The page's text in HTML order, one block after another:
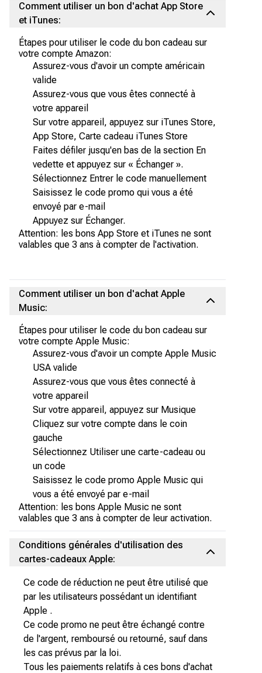
Comment utiliser un bon d'achat App Store
et iTunes:
Étapes pour utiliser le code du bon cadeau sur
votre compte Amazon:
Assurez-vous d'avoir un compte américain
valide
Assurez-vous que vous êtes connecté à
votre appareil
Sur votre appareil, appuyez sur iTunes Store,
App Store, Carte cadeau iTunes Store
Faites défiler jusqu'en bas de la section En
vedette et appuyez sur « Échanger ».
Sélectionnez Entrer le code manuellement
Saisissez le code promo qui vous a été
envoyé par e-mail
Appuyez sur Échanger.
Attention: les bons App Store et iTunes ne sont
valables que 3 ans à compter de l'activation.
Comment utiliser un bon d'achat Apple
Music:
Étapes pour utiliser le code du bon cadeau sur
votre compte Apple Music:
Assurez-vous d'avoir un compte Apple Music
USA valide
Assurez-vous que vous êtes connecté à
votre appareil
Sur votre appareil, appuyez sur Musique
Cliquez sur votre compte dans le coin
gauche
Sélectionnez Utiliser une carte-cadeau ou
un code
Saisissez le code promo Apple Music qui
vous a été envoyé par e-mail
Attention: les bons Apple Music ne sont
valables que 3 ans à compter de leur activation.
Conditions générales d'utilisation des
cartes-cadeaux Apple:
Ce code de réduction ne peut être utilisé que
par les utilisateurs possédant un identifiant
Apple .
Ce code promo ne peut être échangé contre
de l'argent, remboursé ou retourné, sauf dans
les cas prévus par la loi.
Tous les paiements relatifs à ces bons d'achat